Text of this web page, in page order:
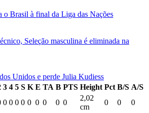
o Brasil à final da Liga das Nações
Seleção masculina é eliminada na
Unidos e perde Julia Kudiess
3 4 5 S K E TA B PTS Height Pct B/S A/S
0 0 0 0 0 0 0 0 0
2,02
cm
0 0 0